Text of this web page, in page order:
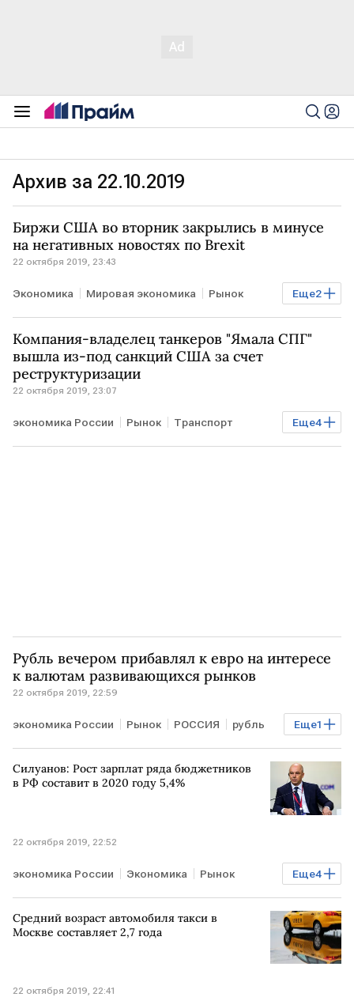
Архив за 22.10.2019
Биржи США во вторник закрылись в минусе
на негативных новостях по Brexit
22 октября 2019, 23:43
Еще2
Экономика Мировая экономика Рынок
США биржи Торги
Компания-владелец танкеров "Ямала СПГ"
вышла из-под санкций США за счет
реструктуризации
22 октября 2019, 23:07
Еще4
экономика России Рынок Транспорт
Бизнес Энергетика РОССИЯ Ямал СПГ
Рубль вечером прибавлял к евро на интересе
к валютам развивающихся рынков
22 октября 2019, 22:59
Еще1
экономика России Рынок РОССИЯ рубль
Торги
Силуанов: Рост зарплат ряда бюджетников
в РФ составит в 2020 году 5,4%
22 октября 2019, 22:52
Еще4
экономика России Экономика Рынок
РОССИЯ Антон Силуанов бюджетники
зарплата
Средний возраст автомобиля такси в
Москве составляет 2,7 года
22 октября 2019, 22:41